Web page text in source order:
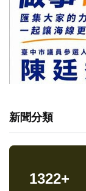
新聞分類
1322+